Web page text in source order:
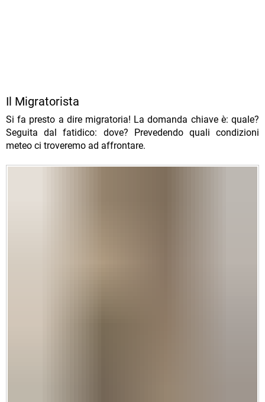
Il Migratorista
Si fa presto a dire migratoria! La domanda chiave è: quale?
Seguita dal fatidico: dove? Prevedendo quali condizioni
meteo ci troveremo ad affrontare.